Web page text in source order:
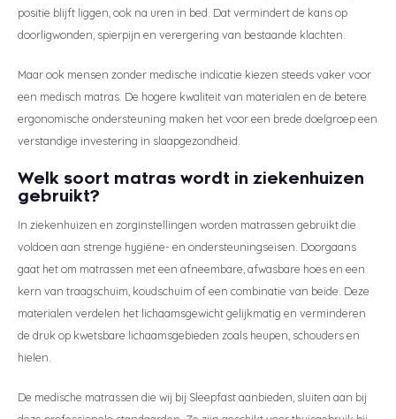
positie blijft liggen, ook na uren in bed. Dat vermindert de kans op
doorligwonden, spierpijn en verergering van bestaande klachten.
Maar ook mensen zonder medische indicatie kiezen steeds vaker voor
een medisch matras. De hogere kwaliteit van materialen en de betere
ergonomische ondersteuning maken het voor een brede doelgroep een
verstandige investering in slaapgezondheid.
Welk soort matras wordt in ziekenhuizen
gebruikt?
In ziekenhuizen en zorginstellingen worden matrassen gebruikt die
voldoen aan strenge hygiëne- en ondersteuningseisen. Doorgaans
gaat het om matrassen met een afneembare, afwasbare hoes en een
kern van traagschuim, koudschuim of een combinatie van beide. Deze
materialen verdelen het lichaamsgewicht gelijkmatig en verminderen
de druk op kwetsbare lichaamsgebieden zoals heupen, schouders en
hielen.
De medische matrassen die wij bij Sleepfast aanbieden, sluiten aan bij